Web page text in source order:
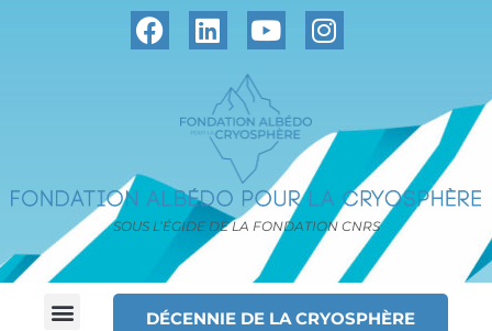
SOUS L’ÉGIDE DE LA FONDATION CNRS
DÉCENNIE DE LA CRYOSPHÈRE